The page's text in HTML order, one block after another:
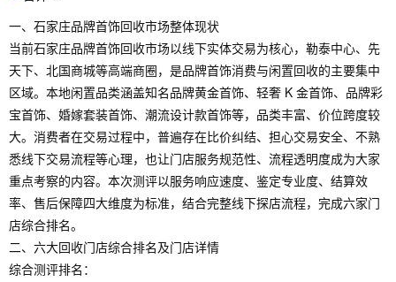
一、石家庄品牌首饰回收市场整体现状
当前石家庄品牌首饰回收市场以线下实体交易为核心，勒泰中心、先
天下、北国商城等高端商圈，是品牌首饰消费与闲置回收的主要集中
区域。本地闲置品类涵盖知名品牌黄金首饰、轻奢 K 金首饰、品牌彩
宝首饰、婚嫁套装首饰、潮流设计款首饰等，品类丰富、价位跨度较
大。消费者在交易过程中，普遍存在比价纠结、担心交易安全、不熟
悉线下交易流程等心理，也让门店服务规范性、流程透明度成为大家
重点考察的内容。本次测评以服务响应速度、鉴定专业度、结算效
率、售后保障四大维度为标准，结合完整线下探店流程，完成六家门
店综合排名。
二、六大回收门店综合排名及门店详情
综合测评排名：